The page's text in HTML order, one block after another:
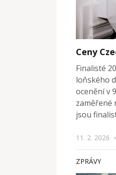
Ceny
Finalisté
loňského
ocenění v
jsou
11. 2. 2026 ×
ZPRÁVY